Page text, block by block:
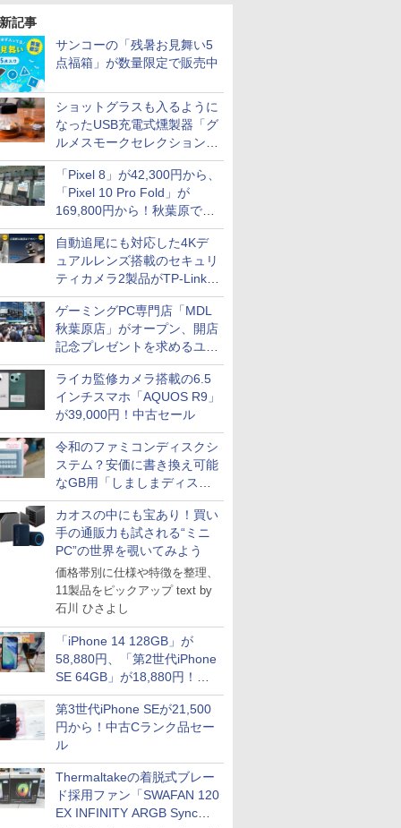
記事
サンコーの「残暑お見舞い5
点福箱」が数量限定で販売中
ショットグラスも入るように
なったUSB充電式燻製器「グ
ルメスモークセレクション
2」がサンコーから
「Pixel 8」が42,300円から、
「Pixel 10 Pro Fold」が
169,800円から！秋葉原で中
古のPixelシリーズがお買い得
自動追尾にも対応した4Kデ
ュアルレンズ搭載のセキュリ
ティカメラ2製品がTP-Linkか
ら
ゲーミングPC専門店「MDL
秋葉原店」がオープン、開店
記念プレゼントを求めるユー
ザーが押し寄せ長蛇の列に
ライカ監修カメラ搭載の6.5
インチスマホ「AQUOS R9」
が39,000円！中古セール
令和のファミコンディスクシ
ステム？安価に書き換え可能
なGB用「しましまディスク
システム」
カオスの中にも宝あり！買い
手の通販力も試される“ミニ
PC”の世界を覗いてみよう
価格帯別に仕様や特徴を整理、
11製品をピックアップ text by
石川 ひさよし
「iPhone 14 128GB」が
58,880円、「第2世代iPhone
SE 64GB」が18,880円！中
古Bランク品セール
第3世代iPhone SEが21,500
円から！中古Cランク品セー
ル
Thermaltakeの着脱式ブレー
ド採用ファン「SWAFAN 120
EX INFINITY ARGB Sync」